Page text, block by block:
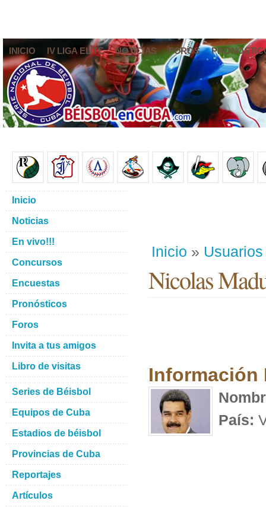
INICIO IV LIGA ELITE NOTICIAS FOROS
Inicio » Usuarios
Nicolas
Información
País:
Inicio
Noticias
En vivo!!!
Concursos
Encuestas
Pronósticos
Foros
Invita a tus amigos
Libro de visitas
Series de Béisbol
Equipos de Cuba
Estadios de béisbol
Provincias de Cuba
Reportajes
Artículos